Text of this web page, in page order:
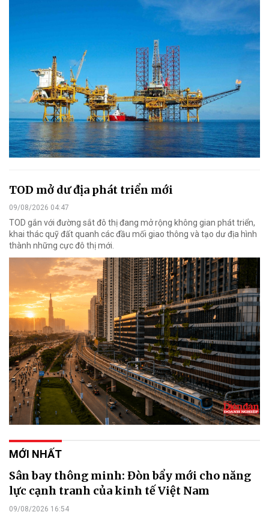
TOD mở dư địa phát triển mới
09/08/2026 04:47
TOD gắn với đường sắt đô thị đang mở rộng không gian phát triển,
khai thác quỹ đất quanh các đầu mối giao thông và tạo dư địa hình
thành những cực đô thị mới.
MỚI NHẤT
Sân bay thông minh: Đòn bẩy mới cho năng
lực cạnh tranh của kinh tế Việt Nam
09/08/2026 16:54